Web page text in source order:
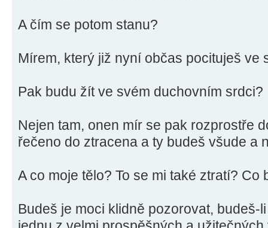
A čím se potom stanu?
Mírem, který již nyní občas pocituješ ve
Pak budu žít ve svém duchovním srdci?
Nejen tam, onen mír se pak rozprostře
řečeno do ztracena a ty budeš všude a
A co moje tělo? To se mi také ztratí? Co
Budeš je moci klidně pozorovat, budeš-